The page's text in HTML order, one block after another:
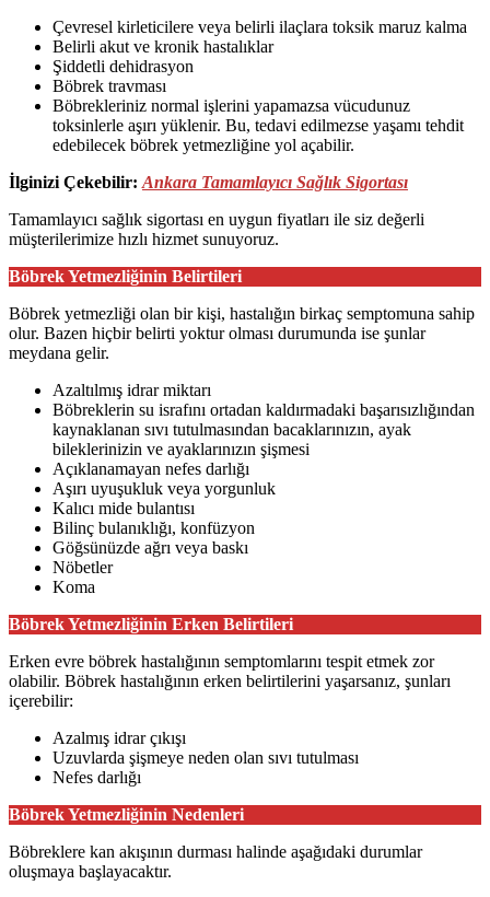
Çevresel kirleticilere veya belirli ilaçlara toksik maruz kalma
Belirli akut ve kronik hastalıklar
Şiddetli dehidrasyon
Böbrek travması
Böbrekleriniz normal işlerini yapamazsa vücudunuz
toksinlerle aşırı yüklenir. Bu, tedavi edilmezse yaşamı tehdit
edebilecek böbrek yetmezliğine yol açabilir.
İlginizi Çekebilir: Ankara Tamamlayıcı Sağlık Sigortası
Tamamlayıcı sağlık sigortası en uygun fiyatları ile siz değerli
müşterilerimize hızlı hizmet sunuyoruz.
Böbrek Yetmezliğinin Belirtileri
Böbrek yetmezliği olan bir kişi, hastalığın birkaç semptomuna sahip
olur. Bazen hiçbir belirti yoktur olması durumunda ise şunlar
meydana gelir.
Azaltılmış idrar miktarı
Böbreklerin su israfını ortadan kaldırmadaki başarısızlığından
kaynaklanan sıvı tutulmasından bacaklarınızın, ayak
bileklerinizin ve ayaklarınızın şişmesi
Açıklanamayan nefes darlığı
Aşırı uyuşukluk veya yorgunluk
Kalıcı mide bulantısı
Bilinç bulanıklığı, konfüzyon
Göğsünüzde ağrı veya baskı
Nöbetler
Koma
Böbrek Yetmezliğinin Erken Belirtileri
Erken evre böbrek hastalığının semptomlarını tespit etmek zor
olabilir. Böbrek hastalığının erken belirtilerini yaşarsanız, şunları
içerebilir:
Azalmış idrar çıkışı
Uzuvlarda şişmeye neden olan sıvı tutulması
Nefes darlığı
Böbrek Yetmezliğinin Nedenleri
Böbreklere kan akışının durması halinde aşağıdaki durumlar
oluşmaya başlayacaktır.